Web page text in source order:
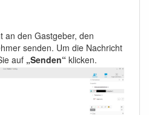
an den Gastgeber, den
senden. Um die Nachricht
auf „Senden“ klicken.